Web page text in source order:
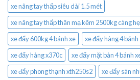
xe nâng tay thấp siêu dài 1.5 mét
xe nâng tay thấp thân mạ kẽm 2500kg càng
xe đẩy 600kg 4 bánh xe
xe đẩy hàng 4
xe đẩy hàng x370c
xe đẩy mặt bàn 4 bánh
xe đẩy phong thạnh xth250s2
xe đẩy sàn